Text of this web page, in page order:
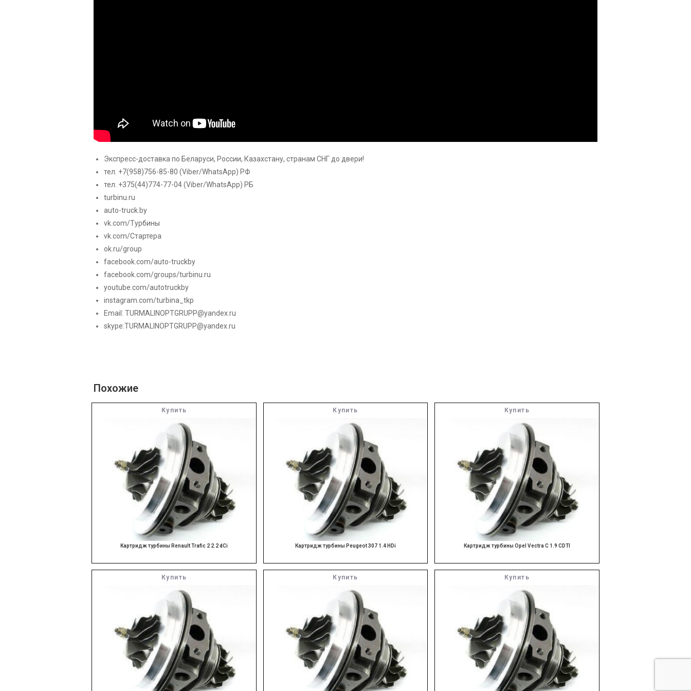
Экспресс-доставка по Беларуси, России, Казахстану, странам СНГ до двери!
тел. +7(958)756-85-80 (Viber/WhatsApp) РФ
тел. +375(44)774-77-04(Viber/WhatsApp) РБ
turbinu.ru
auto-truck.by
vk.com/Турбины
vk.com/Стартера
ok.ru/group
facebook.com/auto-truckby
facebook.com/groups/turbinu.ru
youtube.com/autotruckby
instagram.com/turbina_tkp
Email: TURMALINOPTGRUPP@yandex.ru
skype:TURMALINOPTGRUPP@yandex.ru
Похожие
Купить
Картридж турбины Renault Trafic 2 2.2 dCi
Купить
Картридж турбины Peugeot 307 1.4 HDi
Купить
Картридж турбины Opel Vectra C 1.9 CDTI
Купить Купить Купить